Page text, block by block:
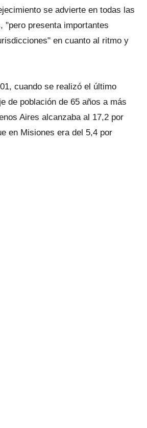
se advierte en todas las
"pero presenta importantes
en cuanto al ritmo y
cuando se realizó el último
de población de 65 años a más
Aires alcanzaba al 17,2 por
en Misiones era del 5,4 por